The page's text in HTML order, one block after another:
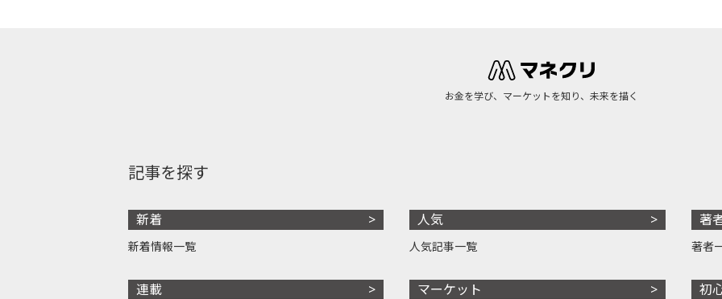
お金を学び、マーケットを知り、未来を描く
記事を探す
新着
新着情報一覧
連載
人気
人気記事一覧
マーケット
著
著者
初